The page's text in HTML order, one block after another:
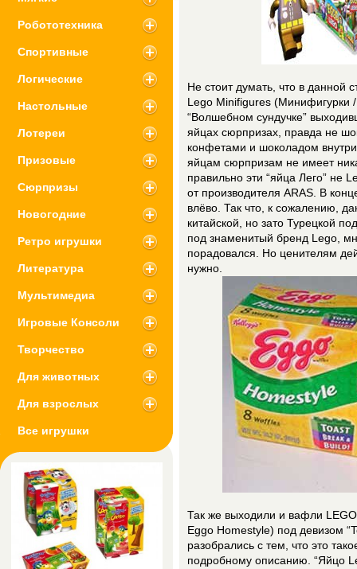
Не стоит думать, что в данной
Lego Minifigures (Минифигурки
“Волшебном сундучке”
яйцах сюрпризах, правда не
конфетами и шоколадом
яйцам сюрпризам не имеет
правильно эти “яйца Лего” не
от производителя ARAS. В
влёво. Так что, к сожалению,
китайской, но зато Турецкой
под знаменитый бренд Lego,
порадовался. Но ценителям
нужно.
Так же выходили и вафли
Eggo Homestyle) под девизом
разобрались с тем, что это
подробному описанию. “Яйцо
Робототехника
Спортивные
Логические
Настольные
Лотереи
Призовые
Сюрпризы
Новогодние
Ретро игрушки
Литература
Мультимедиа
Игровые Консоли
Творчество
Для животных
Для взрослых
Все игрушки